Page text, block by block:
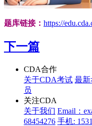
题库链接： https://
下一篇
CDA合作
关于CDA考试 最
员
关注CDA
关于我们 Email：
68454276 手机: